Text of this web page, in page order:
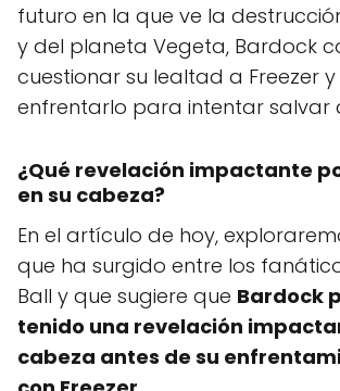
futuro en la que ve la
y del planeta Vegeta, Bardock
cuestionar su lealtad a Freezer
enfrentarlo para intentar salvar
¿Qué revelación impactante
en su cabeza?
En el artículo de hoy,
que ha surgido entre los
Ball y que sugiere que Bardock
tenido una revelación
cabeza antes de su